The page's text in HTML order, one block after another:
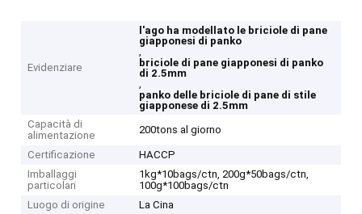
Evidenziare
l'ago ha modellato le briciole di pane
giapponesi di panko
,
briciole di pane giapponesi di panko
di 2.5mm
,
panko delle briciole di pane di stile
giapponese di 2.5mm
Capacità di
alimentazione
200tons al giorno
Certificazione
HACCP
Imballaggi
particolari
1kg*10bags/ctn, 200g*50bags/ctn,
100g*100bags/ctn
Luogo di origine
La Cina